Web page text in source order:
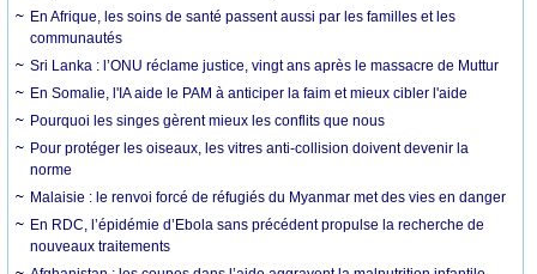
En Afrique, les soins de santé passent aussi par les familles et les
communautés
Sri Lanka : l’ONU réclame justice, vingt ans après le massacre de Muttur
En Somalie, l'IA aide le PAM à anticiper la faim et mieux cibler l'aide
Pourquoi les singes gèrent mieux les conflits que nous
Pour protéger les oiseaux, les vitres anti-collision doivent devenir la
norme
Malaisie : le renvoi forcé de réfugiés du Myanmar met des vies en danger
En RDC, l’épidémie d’Ebola sans précédent propulse la recherche de
nouveaux traitements